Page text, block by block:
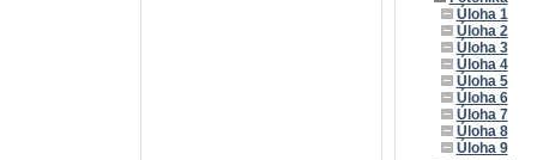
Úloha 1
Úloha 2
Úloha 3
Úloha 4
Úloha 5
Úloha 6
Úloha 7
Úloha 8
Úloha 9